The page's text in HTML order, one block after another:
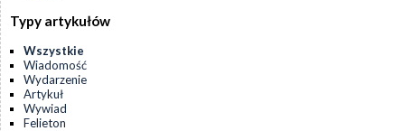
Typy artykułów
Wszystkie
Wiadomość
Wydarzenie
Artykuł
Wywiad
Felieton